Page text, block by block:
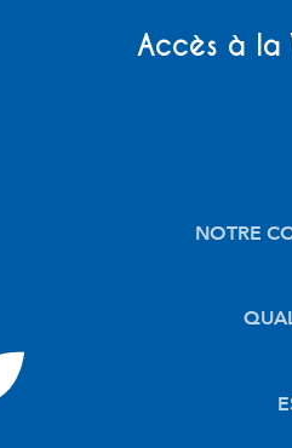
Accès à la
NOTRE